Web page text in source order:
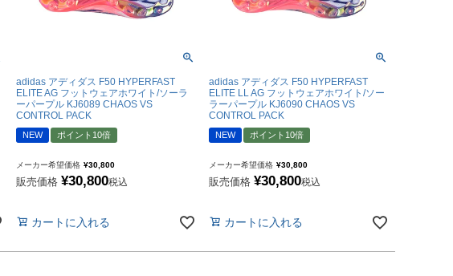
ボルシア・ドルトムント
PSG｜パリサンジェルマン
オリンピックマルセイユ
オリンピックリヨン
セルティック
adidas アディダス F50 HYPERFAST
ELITE AG フットウェアホワイト/ソーラ
ーパープル KJ6089 CHAOS VS
CONTROL PACK
NEW ポイント10倍
メーカー希望価格 ¥30,800
販売価格 ¥30,800税込
カートに入れる
adidas アディダス F50 HYPERFAST
ELITE LL AG フットウェアホワイト/ソー
ラーパープル KJ6090 CHAOS VS
CONTROL PACK
NEW ポイント10倍
メーカー希望価格 ¥30,800
販売価格 ¥30,800税込
カートに入れる